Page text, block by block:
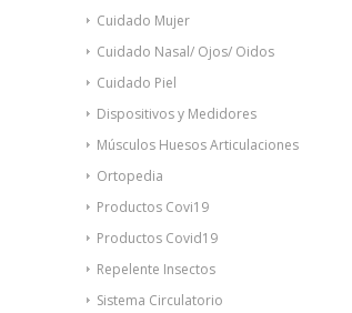
Cuidado Mujer
Cuidado Nasal/ Ojos/ Oidos
Cuidado Piel
Dispositivos y Medidores
Músculos Huesos Articulaciones
Ortopedia
Productos Covi19
Productos Covid19
Repelente Insectos
Sistema Circulatorio